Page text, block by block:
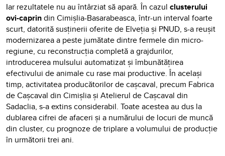
Iar rezultatele nu au întârziat să apară. În cazul clusterului
ovi-caprindin Cimișlia-Basarabeasca, într-un interval foarte
scurt, datorită susținerii oferite de Elveția și PNUD, s-a reușit
modernizarea a peste jumătate dintre fermele din micro-
regiune, cu reconstrucția completă a grajdurilor,
introducerea mulsului automatizat și îmbunătățirea
efectivului de animale cu rase mai productive. În același
timp, activitatea producătorilor de cașcaval, precum Fabrica
de Cașcaval din Cimișlia și Atelierul de Cașcaval din
Sadaclia, s-a extins considerabil. Toate acestea au dus la
dublarea cifrei de afaceri și a numărului de locuri de muncă
din cluster, cu prognoze de triplare a volumului de producție
în următorii trei ani.